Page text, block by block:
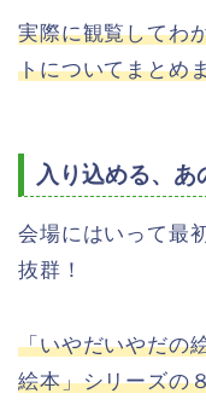
実際に観覧してわ
トについてまとめ
入り込める、
会場にはいって最
抜群！
「いやだいやだの
絵本」シリーズの